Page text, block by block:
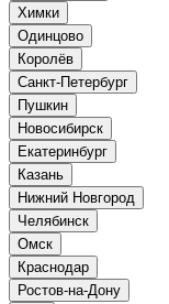
Химки
Одинцово
Королёв
Санкт-Петербург
Пушкин
Новосибирск
Екатеринбург
Казань
Нижний Новгород
Челябинск
Омск
Краснодар
Ростов-на-Дону